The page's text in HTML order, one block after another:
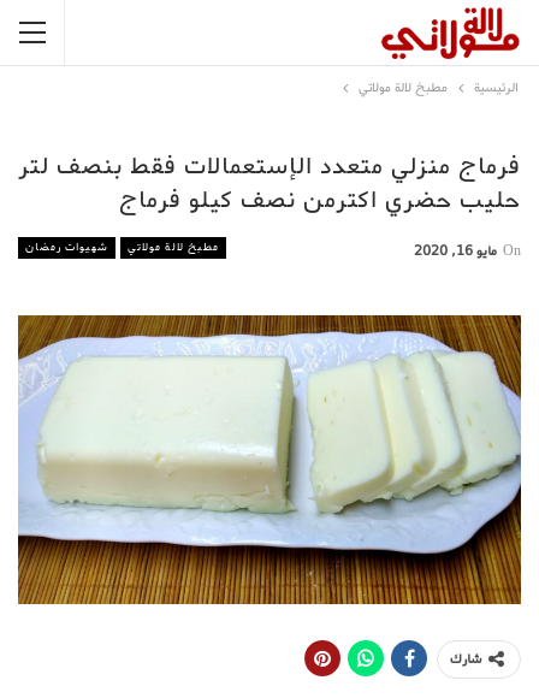
الرئيسية مطبخ لالة مولاتي
فرماج منزلي متعدد الإستعمالات فقط بنصف لتر
حليب حضري اكترمن نصف كيلو فرماج
مطبخ لالة مولاتي شهيوات رمضان On مايو 16, 2020
شارك